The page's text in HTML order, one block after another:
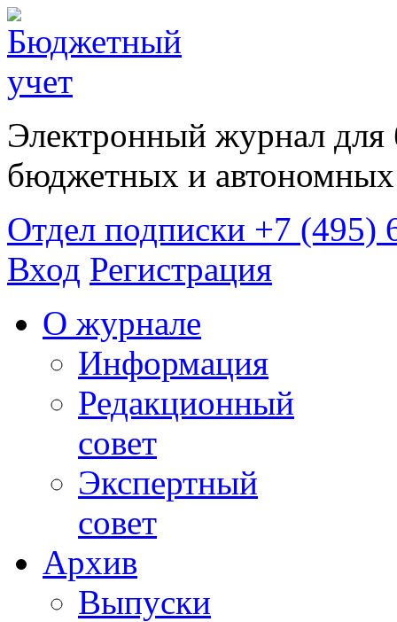
Электронный журнал для
бюджетных и
Отдел подписки +7 (495)
Вход Регистрация
О журнале
Информация
Редакционный
совет
Экспертный
совет
Архив
Выпуски